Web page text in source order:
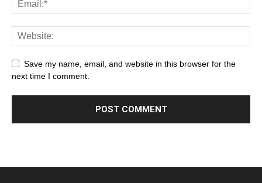
Save my name, email, and website in this browser for the
next time I comment.